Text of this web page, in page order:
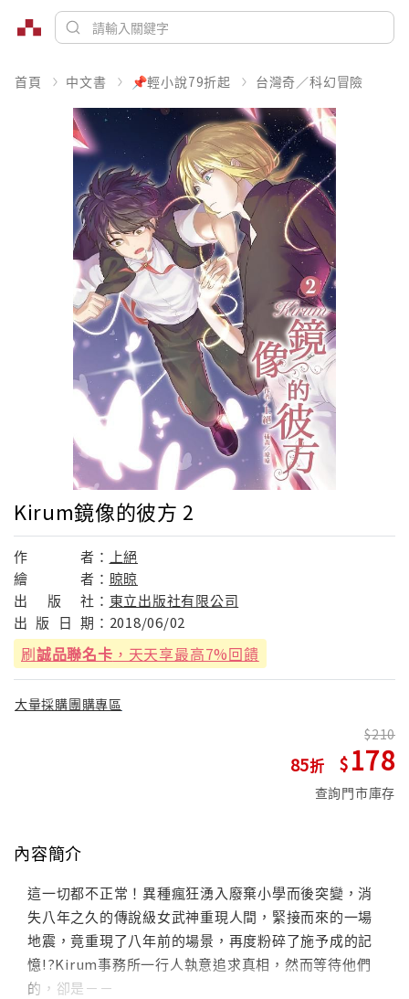
首頁 中文書 📌輕小說79折起 台灣奇／科幻冒險
Kirum鏡像的彼方 2
作 者：
上絕
繪
者： 晾晾
出
版 社： 東立出版社有限公司
出 版 日 期： 2018/06/02
刷誠品聯名卡 ，天天享最高7%回饋
大量採購團購專區
85
210
178
查詢門市庫存
內容簡介
這一切都不正常！異種瘋狂湧入廢棄小學而後突變，消
失八年之久的傳說級女武神重現人間，緊接而來的一場
地震，竟重現了八年前的場景，再度粉碎了施予成的記
憶!?Kirum事務所一行人執意追求真相，然而等待他們
的，卻是－－